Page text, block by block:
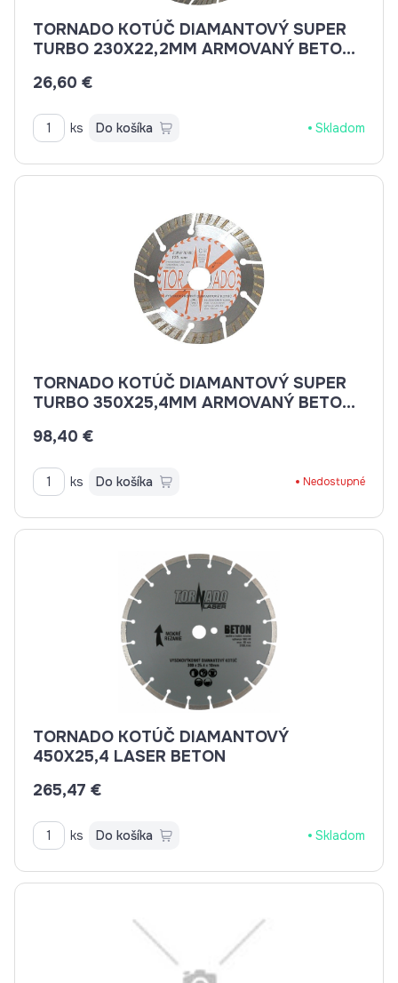
TORNADO KOTÚČ DIAMANTOVÝ SUPER
TURBO 230X22,2MM ARMOVANÝ BETON,
26,60 €
ks Do košíka Skladom
TORNADO KOTÚČ DIAMANTOVÝ SUPER
TURBO 350X25,4MM ARMOVANÝ BETON,
98,40 €
ks Do košíka Nedostupné
TORNADO KOTÚČ DIAMANTOVÝ
450X25,4 LASER BETON
265,47 €
ks Do košíka Skladom